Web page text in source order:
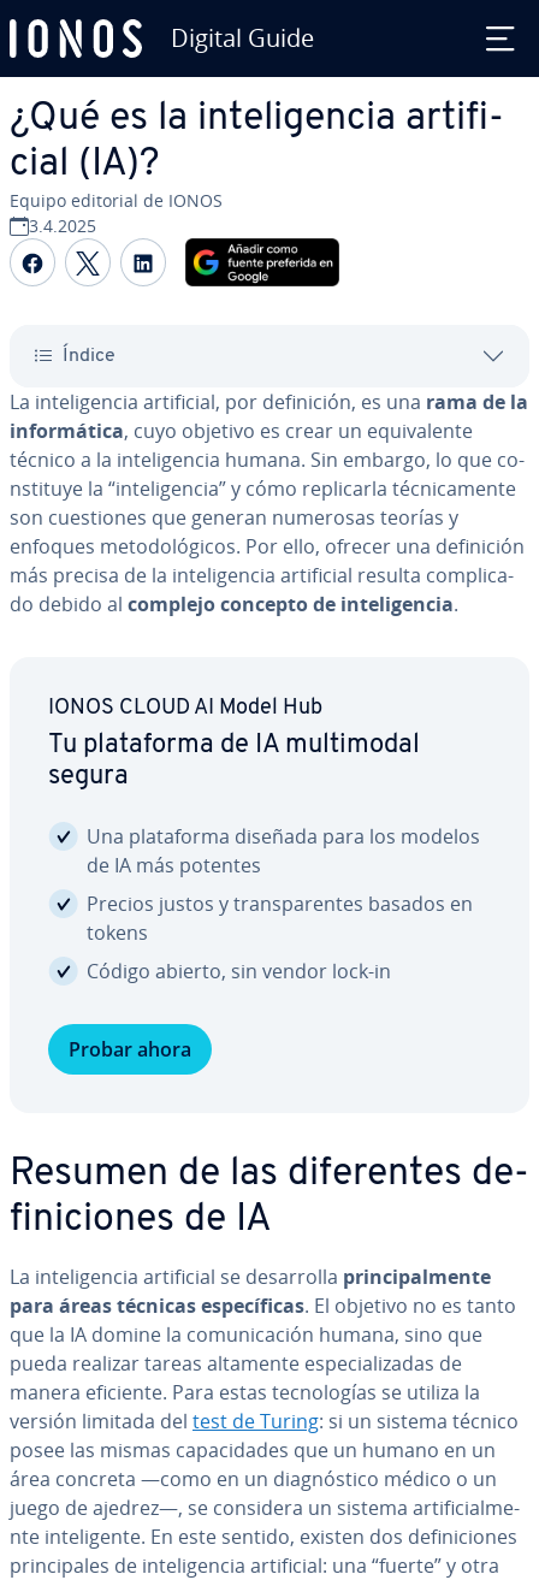
Digital Guide
¿Qué es la in­te­li­ge­n­cia ar­ti­fi­
cial (IA)?
Equipo editorial de IONOS
3.4.2025
Compartir Facebook
Compartir Twitter
Compartir LinkedIn
Índice
La in­te­li­ge­n­cia ar­ti­fi­cial, por de­fi­ni­ción, es una rama de la
in­fo­r­má­ti­ca, cuyo objetivo es crear un equi­va­le­n­te
técnico a la in­te­li­ge­n­cia humana. Sin embargo, lo que co­
n­s­ti­tu­ye la “in­te­li­ge­n­cia” y cómo re­pli­car­la té­c­ni­ca­me­n­te
son cue­s­tio­nes que generan numerosas teorías y
enfoques me­to­do­ló­gi­cos. Por ello, ofrecer una de­fi­ni­ción
más precisa de la in­te­li­ge­n­cia ar­ti­fi­cial resulta co­m­pli­ca­
do debido al complejo concepto de in­te­li­ge­n­cia.
IONOS CLOUD AI Model Hub
Tu pla­ta­fo­r­ma de IA mu­l­ti­mo­dal
segura
Una pla­ta­fo­r­ma diseñada para los modelos
de IA más potentes
Precios justos y tra­n­s­pa­re­n­tes basados en
tokens
Código abierto, sin vendor lock-in
Probar ahora
Resumen de las di­fe­re­n­tes de­
fi­ni­cio­nes de IA
La in­te­li­ge­n­cia ar­ti­fi­cial se de­sa­rro­lla pri­n­ci­pa­l­me­n­te
para áreas técnicas es­pe­cí­fi­cas. El objetivo no es tanto
que la IA domine la co­mu­ni­ca­ción humana, sino que
pueda realizar tareas altamente es­pe­cia­li­za­das de
manera eficiente. Para estas te­c­no­lo­gías se utiliza la
versión limitada del test de Turing: si un sistema técnico
posee las mismas ca­pa­ci­da­des que un humano en un
área concreta —como en un dia­g­nó­s­ti­co médico o un
juego de ajedrez—, se considera un sistema ar­ti­fi­cia­l­me­
n­te in­te­li­ge­n­te. En este sentido, existen dos de­fi­ni­cio­nes
pri­n­ci­pa­les de in­te­li­ge­n­cia ar­ti­fi­cial: una “fuerte” y otra